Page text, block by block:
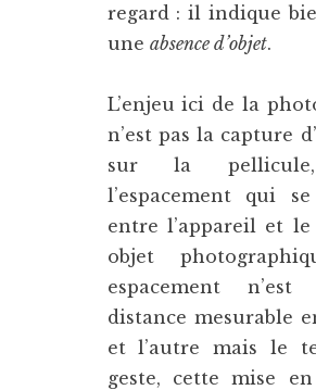
regard : il indique
une absence d’objet.
L’enjeu ici de la
n’est pas la capture
sur la
l’espacement qui
entre l’appareil et le
objet
espacement
distance mesurable
et l’autre mais le
geste, cette mise